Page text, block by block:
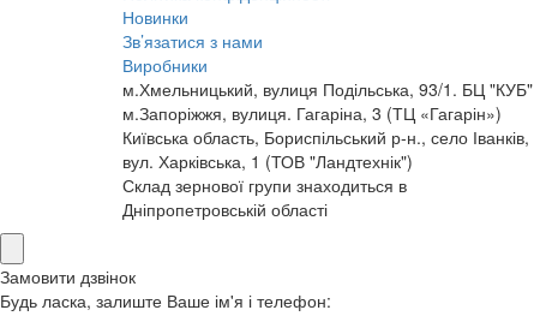
Новинки
Зв’язатися з нами
Виробники
м.Хмельницький, вулиця Подільська, 93/1. БЦ "КУБ"
м.Запоріжжя, вулиця. Гагаріна, 3 (ТЦ «Гагарін»)
Київська область, Бориспільський р-н., село Іванків,
вул. Харківська, 1 (ТОВ "Ландтехнік")
Склад зернової групи знаходиться в
Дніпропетровській області
Замовити дзвінок
Будь ласка, залиште Ваше ім'я і телефон: